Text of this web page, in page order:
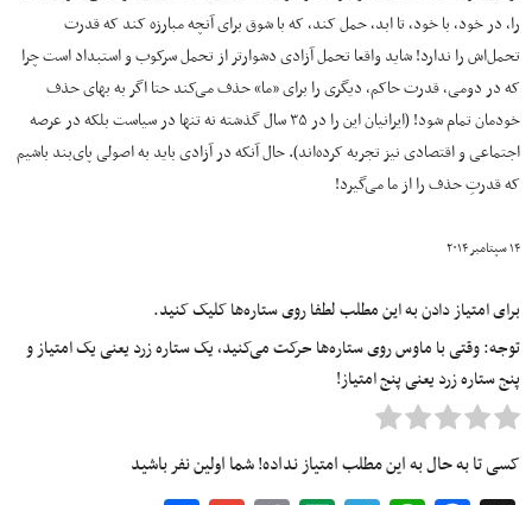
را، در خود، با خود، تا ابد، حمل کند، که با شوق برای آنچه مبارزه کند که قدرت
تحمل‌اش را ندارد! شاید واقعا تحمل آزادی دشوارتر از تحمل سرکوب و استبداد است چرا
که در دومی، قدرت حاکم، دیگری را برای «ما» حذف می‌کند حتا اگر به بهای حذف
خودمان تمام شود! (ایرانیان این را در ۳۵ سال گذشته نه تنها در سیاست بلکه در عرصه
اجتماعی و اقتصادی نیز تجربه کرده‌اند). حال آنکه در آزادی باید به اصولی پای‌بند باشیم
که قدرتِ حذف را از ما می‌گیرد!
۱۴ سپتامبر ۲۰۱۴
برای امتیاز دادن به این مطلب لطفا روی ستاره‌ها کلیک کنید.
توجه: وقتی با ماوس روی ستاره‌ها حرکت می‌کنید، یک ستاره زرد یعنی یک امتیاز و
پنج ستاره زرد یعنی پنج امتیاز!
کسی تا به حال به این مطلب امتیاز نداده! شما اولین نفر باشید